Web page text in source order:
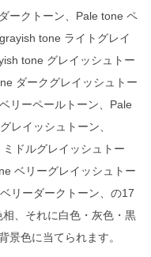
ークトーン、Pale tone ペ
tone ライトグレイ
tone グレイッシュトー
ダークグレイッシュトー
リーペールトーン、Pale
レイッシュトーン、
ドルグレイッシュトー
ベリーグレイッシュトー
リーダークトーン、の17
、それに白色・灰色・黒
景色に当てられます。